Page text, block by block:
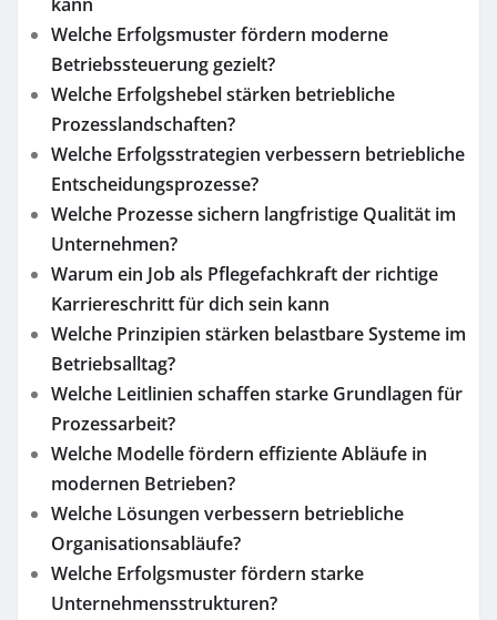
Welche Erfolgsmuster fördern moderne
Betriebssteuerung gezielt?
Welche Erfolgshebel stärken betriebliche
Prozesslandschaften?
Welche Erfolgsstrategien verbessern betriebliche
Entscheidungsprozesse?
Welche Prozesse sichern langfristige Qualität im
Unternehmen?
Warum ein Job als Pflegefachkraft der richtige
Karriereschritt für dich sein kann
Welche Prinzipien stärken belastbare Systeme im
Betriebsalltag?
Welche Leitlinien schaffen starke Grundlagen für
Prozessarbeit?
Welche Modelle fördern effiziente Abläufe in
modernen Betrieben?
Welche Lösungen verbessern betriebliche
Organisationsabläufe?
Welche Erfolgsmuster fördern starke
Unternehmensstrukturen?